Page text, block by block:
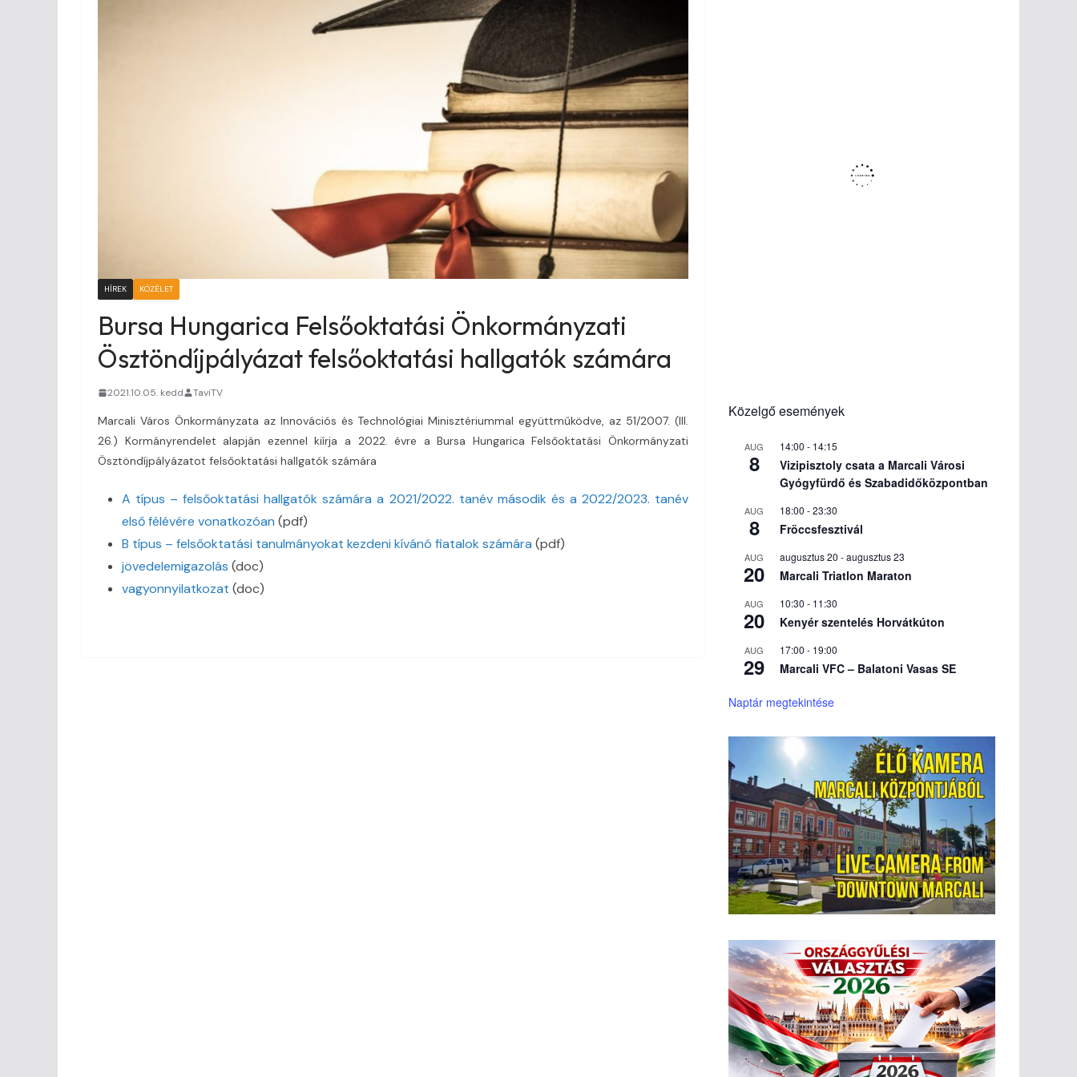
HÍREK KÖZÉLET
Bursa Hungarica Felsőoktatási Önkormányzati
Ösztöndíjpályázat felsőoktatási hallgatók számára
2021.10.05. kedd TaviTV
Marcali Város Önkormányzata az Innovációs és Technológiai Minisztériummal együttműködve, az 51/2007. (III.
26.) Kormányrendelet alapján ezennel kiírja a 2022. évre a Bursa Hungarica Felsőoktatási Önkormányzati
Ösztöndíjpályázatot felsőoktatási hallgatók számára
A típus – felsőoktatási hallgatók számára a 2021/2022. tanév második és a 2022/2023. tanév
első félévére vonatkozóan (pdf)
B típus – felsőoktatási tanulmányokat kezdeni kívánó fiatalok számára (pdf)
jövedelemigazolás (doc)
vagyonnyilatkozat (doc)
Közelgő események
AUG
8
14:00 - 14:15
Vizipisztoly csata a Marcali Városi
Gyógyfürdő és Szabadidőközpontban
AUG
8
18:00 -23:30
Fröccsfesztivál
AUG
20
augusztus 20 -augusztus 23
Marcali Triatlon Maraton
AUG
20
10:30 - 11:30
Kenyér szentelés Horvátkúton
AUG
29
17:00 - 19:00
Marcali VFC – Balatoni Vasas SE
Naptár megtekintése